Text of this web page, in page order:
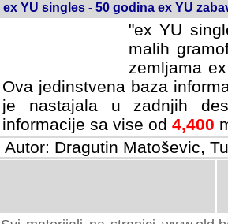
ex YU singles - 50 godina ex YU
"ex YU
malih
zemljama
Ova jedinstvena baza
je nastajala u zadnjih
informacije sa vise od 4,400
Autor: Dragutin Matoševic,